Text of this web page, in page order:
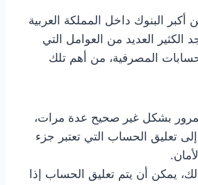
البنوك داخل المملكة العربية
الكثير العديد من العوامل التي
المصرفية، من أهم تلك
بشكل غير صحيح عدة مرات،
تعليق الحساب التي تعتبر جزء
يمكن أن يتم تعليق الحساب إذا